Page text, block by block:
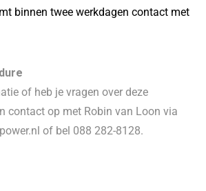
binnen twee werkdagen contact met
of heb je vragen over deze
contact op met Robin van Loon via
of bel 088 282-8128.